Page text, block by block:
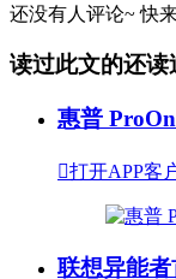
还没有人评论~ 快
读过此文的还读
惠普
打开APP客
联想异能